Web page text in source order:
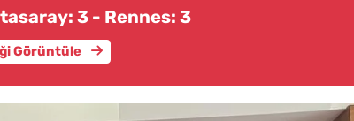
3 - Rennes: 3
Görüntüle